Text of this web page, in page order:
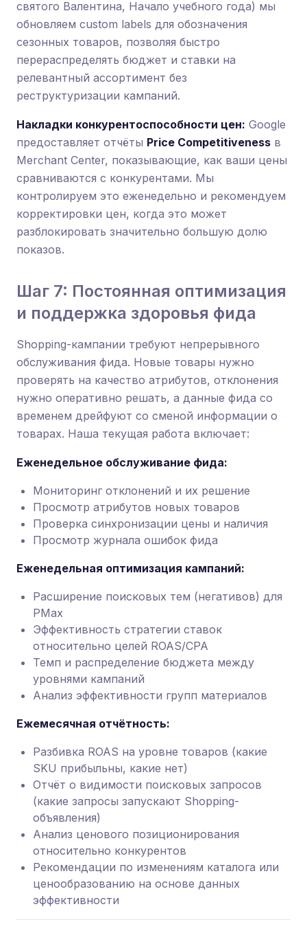
святого Валентина, Начало учебного года) мы
обновляем custom labels для обозначения
сезонных товаров, позволяя быстро
перераспределять бюджет и ставки на
релевантный ассортимент без
реструктуризации кампаний.
Накладки конкурентоспособности цен: Google
предоставляет отчёты Price Competitiveness в
Merchant Center, показывающие, как ваши цены
сравниваются с конкурентами. Мы
контролируем это еженедельно и рекомендуем
корректировки цен, когда это может
разблокировать значительно большую долю
показов.
Шаг 7: Постоянная оптимизация
и поддержка здоровья фида
Shopping-кампании требуют непрерывного
обслуживания фида. Новые товары нужно
проверять на качество атрибутов, отклонения
нужно оперативно решать, а данные фида со
временем дрейфуют со сменой информации о
товарах. Наша текущая работа включает:
Еженедельное обслуживание фида:
Мониторинг отклонений и их решение
Просмотр атрибутов новых товаров
Проверка синхронизации цены и наличия
Просмотр журнала ошибок фида
Еженедельная оптимизация кампаний:
Расширение поисковых тем (негативов) для
PMax
Эффективность стратегии ставок
относительно целей ROAS/CPA
Темп и распределение бюджета между
уровнями кампаний
Анализ эффективности групп материалов
Ежемесячная отчётность:
Разбивка ROAS на уровне товаров (какие
SKU прибыльны, какие нет)
Отчёт о видимости поисковых запросов
(какие запросы запускают Shopping-
объявления)
Анализ ценового позиционирования
относительно конкурентов
Рекомендации по изменениям каталога или
ценообразованию на основе данных
эффективности